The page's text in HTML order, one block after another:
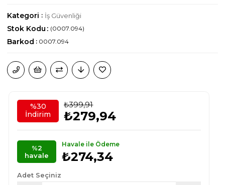
Kategori : İş Güvenliği
(0007.094)
Stok Kodu
Barkod : 0007.094
%30
İndirim
₺399,91
₺279,94
Havale ile Ödeme
₺274,34
%2
havale
Adet Seçiniz